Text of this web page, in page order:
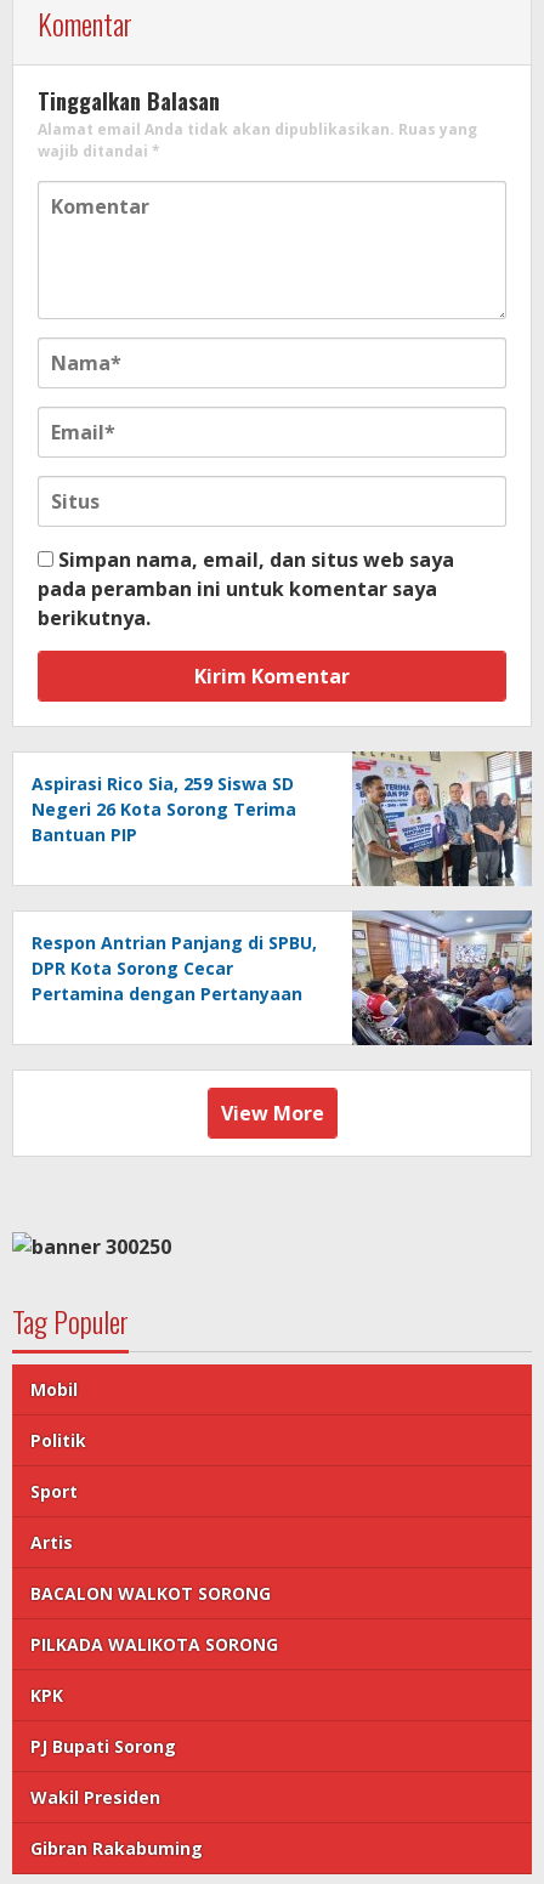
Komentar
Tinggalkan Balasan
Alamat email Anda tidak akan dipublikasikan. Ruas yang
wajib ditandai *
Simpan nama, email, dan situs web saya
pada peramban ini untuk komentar saya
berikutnya.
Aspirasi Rico Sia, 259 Siswa SD
Negeri 26 Kota Sorong Terima
Bantuan PIP
Respon Antrian Panjang di SPBU,
DPR Kota Sorong Cecar
Pertamina dengan Pertanyaan
View More
Tag Populer
Mobil
Politik
Sport
Artis
BACALON WALKOT SORONG
PILKADA WALIKOTA SORONG
KPK
PJ Bupati Sorong
Wakil Presiden
Gibran Rakabuming